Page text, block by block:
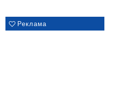
Реклама